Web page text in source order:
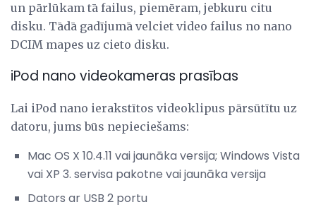
un pārlūkam tā failus, piemēram, jebkuru citu
disku. Tādā gadījumā velciet video failus no nano
DCIM mapes uz cieto disku.
iPod nano videokameras prasības
Lai iPod nano ierakstītos videoklipus pārsūtītu uz
datoru, jums būs nepieciešams:
Mac OS X 10.4.11 vai jaunāka versija; Windows Vista
vai XP 3. servisa pakotne vai jaunāka versija
Dators ar USB 2 portu